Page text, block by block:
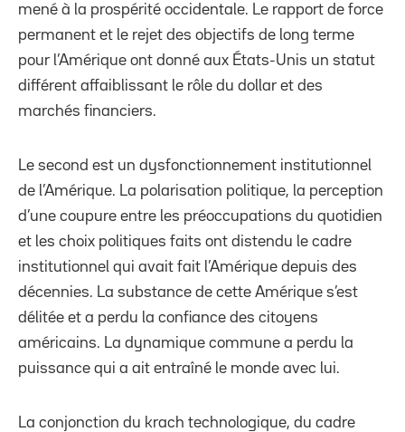
mené à la prospérité occidentale. Le rapport de force
permanent et le rejet des objectifs de long terme
pour l’Amérique ont donné aux États-Unis un statut
différent affaiblissant le rôle du dollar et des
marchés financiers.
Le second est un dysfonctionnement institutionnel
de l’Amérique. La polarisation politique, la perception
d’une coupure entre les préoccupations du quotidien
et les choix politiques faits ont distendu le cadre
institutionnel qui avait fait l’Amérique depuis des
décennies. La substance de cette Amérique s’est
délitée et a perdu la confiance des citoyens
américains. La dynamique commune a perdu la
puissance qui a ait entraîné le monde avec lui.
La conjonction du krach technologique, du cadre